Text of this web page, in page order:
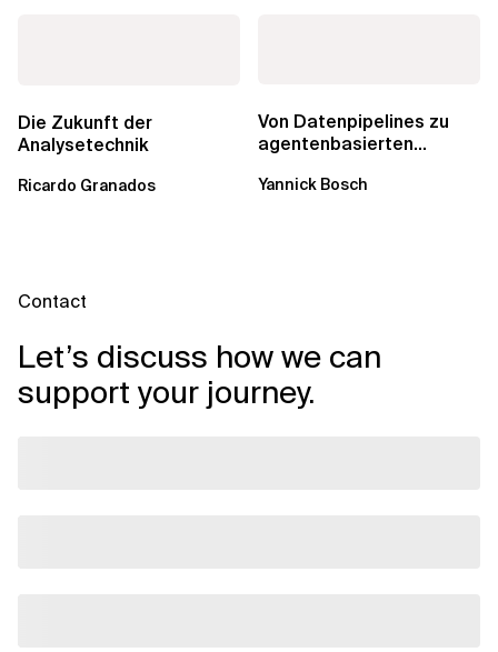
Die Zukunft der
Analysetechnik
Ricardo Granados
Von Datenpipelines zu
agentenbasierten
Analytics...
Yannick Bosch
Contact
Let’s discuss how we can
support your journey.